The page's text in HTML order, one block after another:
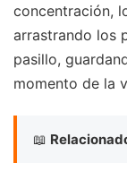
concentración,
arrastrando los
pasillo,
momento de la
📖